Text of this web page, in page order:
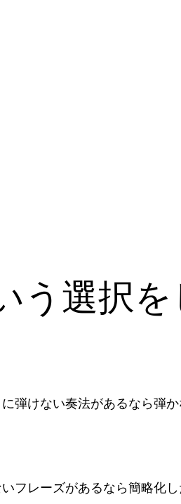
う選択を
弾けない奏法があるなら弾
フレーズがあるなら簡略化し